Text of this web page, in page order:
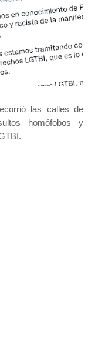
las calles de
homófobos y